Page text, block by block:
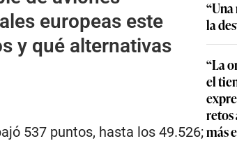
europeas este
y qué alternativas
537 puntos, hasta los 49.526;
la
“La
el
retos
más